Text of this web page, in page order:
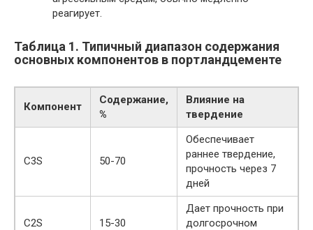
реагирует.
Таблица 1. Типичный диапазон содержания
основных компонентов в портландцементе
Компонент
Содержание,
%
Влияние на
твердение
C3S 50-70
Обеспечивает
раннее твердение,
прочность через 7
дней
C2S 15-30
Дает прочность при
долгосрочном